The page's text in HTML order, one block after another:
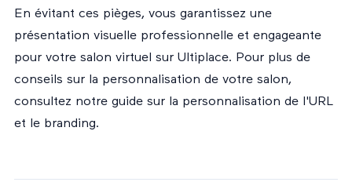
En évitant ces pièges, vous garantissez une
présentation visuelle professionnelle et engageante
pour votre salon virtuel sur Ultiplace. Pour plus de
conseils sur la personnalisation de votre salon,
consultez notre guide sur la personnalisation de l'URL
et le branding.